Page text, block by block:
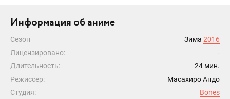
Информация об аниме
Сезон Зима 2016
Лицензировано:
-
Длительность:
24 мин.
Режиссер:
Масахиро Андо
Студия:
Bones